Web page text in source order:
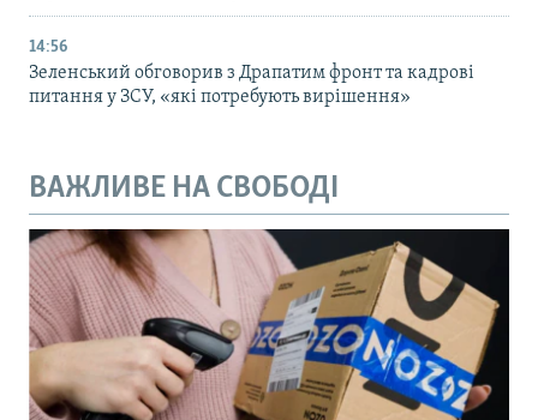
14:56
Зеленський обговорив з Драпатим фронт та кадрові
питання у ЗСУ, «які потребують вирішення»
ВАЖЛИВЕ НА СВОБОДІ